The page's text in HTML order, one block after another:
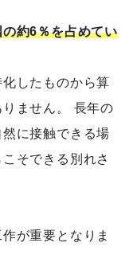
約6％を占めてい
したものから算
ません。 長年の
に接触できる場
そできる別れさ
が重要となりま